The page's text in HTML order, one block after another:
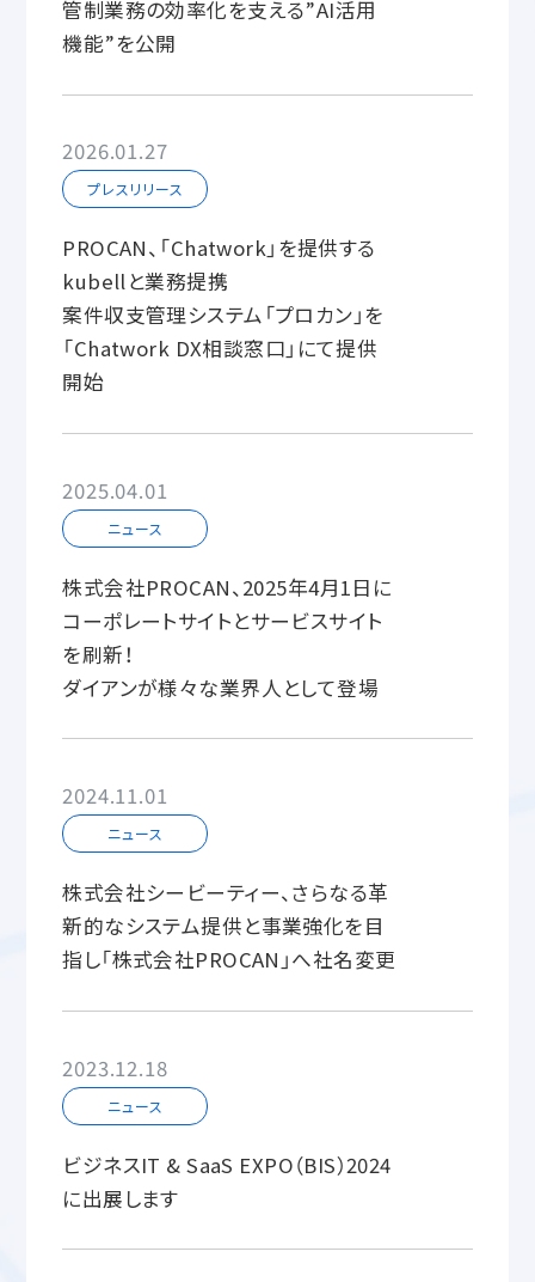
管制業務の効率化を支える”AI活用
機能”を公開
2026.01.27
プレスリリース
PROCAN、「Chatwork」を提供する
kubellと業務提携
案件収支管理システム「プロカン」を
「Chatwork DX相談窓口」にて提供
開始
2025.04.01
ニュース
株式会社PROCAN、2025年4月1日に
コーポレートサイトとサービスサイト
を刷新！
ダイアンが様々な業界人として登場
2024.11.01
ニュース
株式会社シービーティー、さらなる革
新的なシステム提供と事業強化を目
指し「株式会社PROCAN」へ社名変更
2023.12.18
ニュース
ビジネスIT & SaaS EXPO（BIS）2024
に出展します